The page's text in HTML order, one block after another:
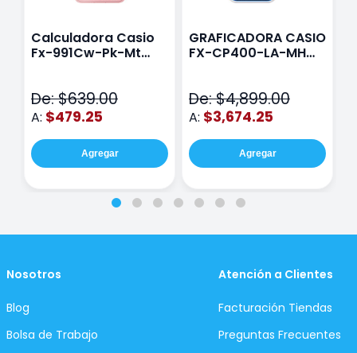
Calculadora Casio
Fx-991Cw-Pk-Mt
De: $639.00
A: $479.25
Agregar
GRAFICADORA CASIO
FX-CP400-LA-MH
De: $4,899.00
A: $3,674.25
Agregar
Nosotros
Blog
Bolsa de Trabajo
Atención a Clientes
Facturación Tiendas
Preguntas Frecuentes